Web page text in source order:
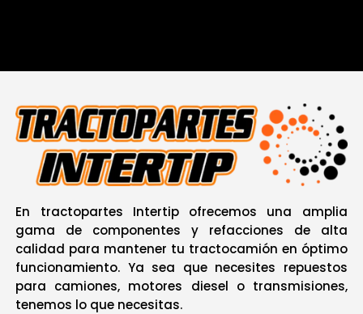
En tractopartes Intertip ofrecemos una amplia
gama de componentes y refacciones de alta
calidad para mantener tu tractocamión en óptimo
funcionamiento. Ya sea que necesites repuestos
para camiones, motores diesel o transmisiones,
tenemos lo que necesitas.